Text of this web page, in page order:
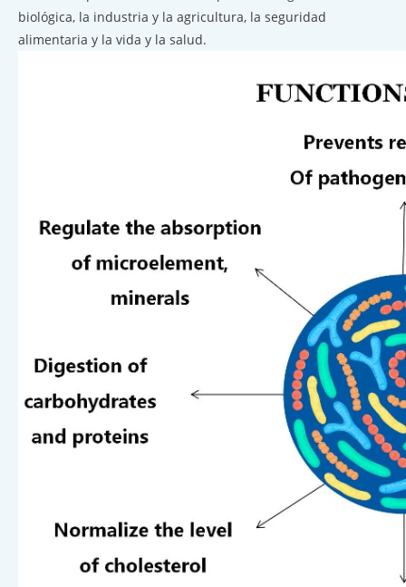
biológica, la industria y la agricultura, la seguridad
alimentaria y la vida y la salud.